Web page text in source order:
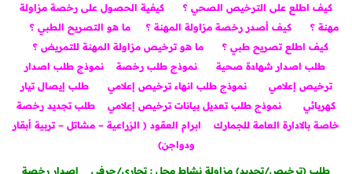
كيف اطلع على الترخيص الصحي ؟
كيفية الحصول على رخصة مزاولة
مهنة ؟
كيف أصدر رخصة مزاولة المهنة ؟
ما هو التصريح الطبي ؟
كيف اطلع تصريح طبي ؟
ما هو ترخيص مزاولة المهنة للتمريض ؟
طلب اصدار شهادة صحية
نموذج طلب رخصة
نموذج طلب اصدار
ترخيص إعلامي
نموذج طلب انهاء ترخيص إعلامي
طلب إيصال تيار
كهربائي
نموذج طلب تعديل بيانات ترخيص إعلامي
طلب تجديد رخصة
خاصة بالادارة العامة للجمارك
ابرام العقود ( الزراعية – مشاتل – تربية أبقار
ودواجن)
طلب (ترخيص/تجديد) مزاولة نشاط محل : تجاري/حرفي
اصدار رخصة